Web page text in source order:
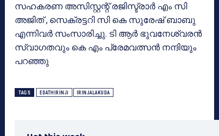
സഹകരണ അസിസ്റ്റന്റ് രജിസ്ട്രാര്‍ എം സി
അജിത് , സെക്രട്ടറി സി കെ സുരേഷ് ബാബു
എന്നിവര്‍ സംസാരിച്ചു. ടി ആര്‍ ഭുവനേശ്വരന്‍
സ്വാഗതവും കെ എം പ്രേമവത്സന്‍ നന്ദിയും
പറഞ്ഞു
TAGS EDATHIRINJI IRINJALAKUDA